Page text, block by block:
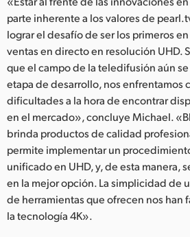
parte inherente a los valores de
lograr el desafío de ser los primeros
ventas en directo en resolución UHD.
que el campo de la teledifusión aún
etapa de desarrollo, nos enfrentamos
dificultades a la hora de encontrar
en el mercado», concluye Michael.
brinda productos de calidad
permite implementar un
unificado en UHD, y, de esta manera,
en la mejor opción. La simplicidad de
de herramientas que ofrecen nos han
la tecnología 4K».